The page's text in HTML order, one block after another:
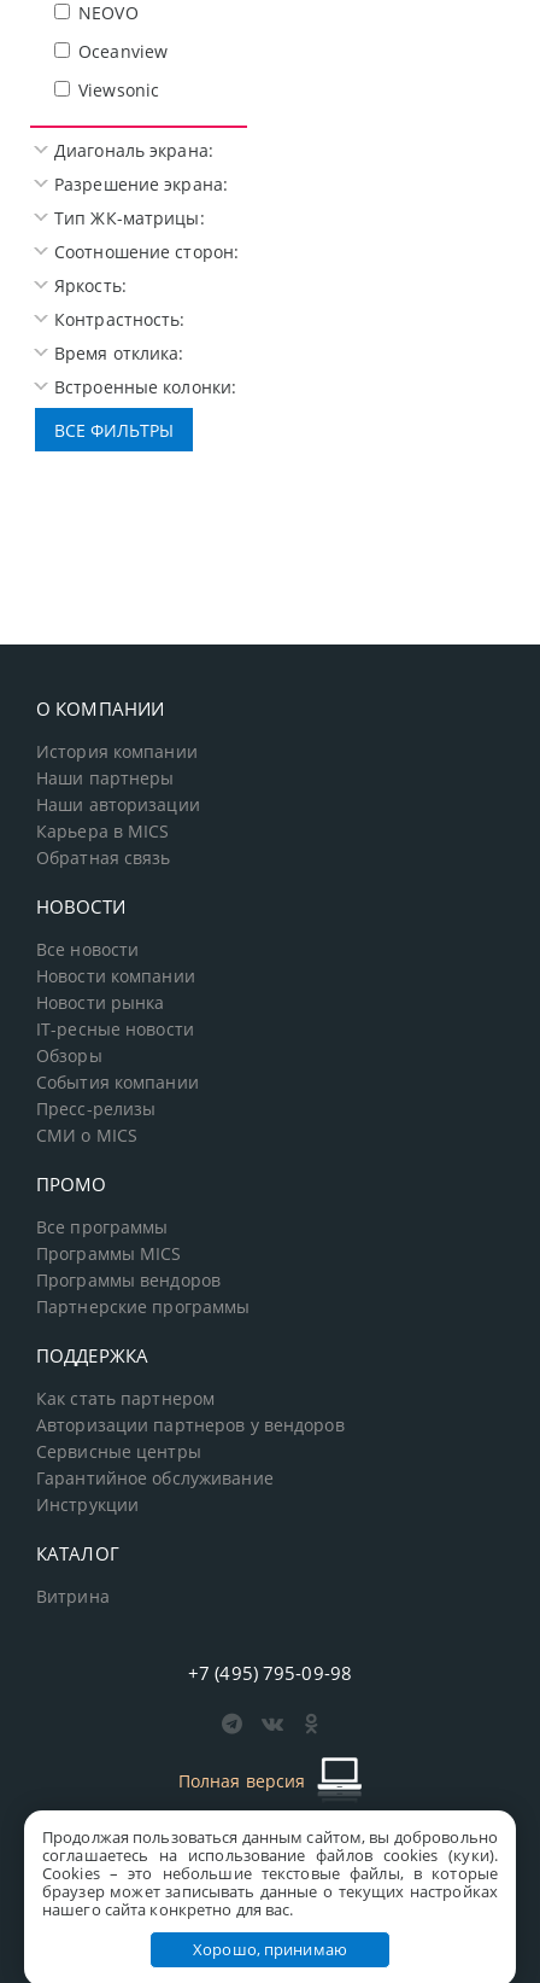
Продолжая пользоваться данным сайтом, вы добровольно
соглашаетесь на использование файлов cookies (куки).
Сookies – это небольшие текстовые файлы, в которые
браузер может записывать данные о текущих настройках
нашего сайта конкретно для вас.
Хорошо, принимаю
NEOVO
Oceanview
Viewsonic
Диагональ экрана:
Разрешение экрана:
Тип ЖК-матрицы:
Соотношение сторон:
Яркость:
Контрастность:
Время отклика:
Встроенные колонки:
О КОМПАНИИ
История компании
Наши партнеры
Наши авторизации
Карьера в MICS
Обратная связь
НОВОСТИ
Все новости
Новости компании
Новости рынка
IT-ресные новости
Обзоры
События компании
Пресс-релизы
СМИ о MICS
ПРОМО
Все программы
Программы MICS
Программы вендоров
Партнерские программы
ПОДДЕРЖКА
Как стать партнером
Авторизации партнеров у вендоров
Сервисные центры
Гарантийное обслуживание
Инструкции
КАТАЛОГ
Витрина
+7 (495) 795-09-98
Полная версия
старая версия сайтаMICS
Все права защищены © 1997-2026 MICS Distribution Company
Правовая информация